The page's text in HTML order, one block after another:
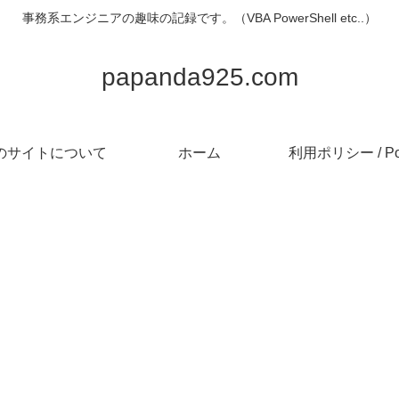
事務系エンジニアの趣味の記録です。（VBA PowerShell etc..）
papanda925.com
サイトについて ホーム 利用ポリシー /